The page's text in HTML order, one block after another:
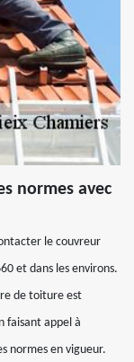
normes avec
le couvreur
et dans les environs.
de toiture est
faisant appel à
normes en vigueur.